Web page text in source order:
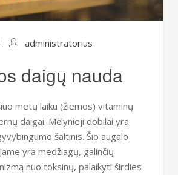
administratorius
daigų nauda
metų laiku (žiemos) vitaminų
daigai. Mėlynieji dobilai yra
šaltinis. Šio augalo
yra medžiagų, galinčių
nuo toksinų, palaikyti širdies